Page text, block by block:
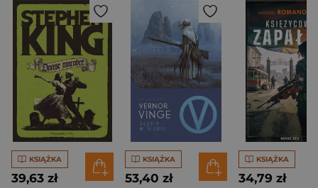
KSIĄŻKA
39,63 zł
KSIĄŻKA
53,40 zł
KSIĄŻKA
34,79 zł